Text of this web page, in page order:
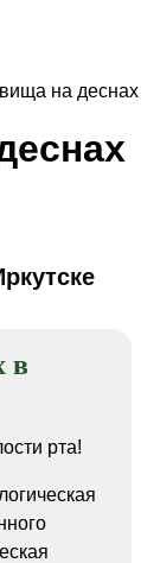
в
рта!